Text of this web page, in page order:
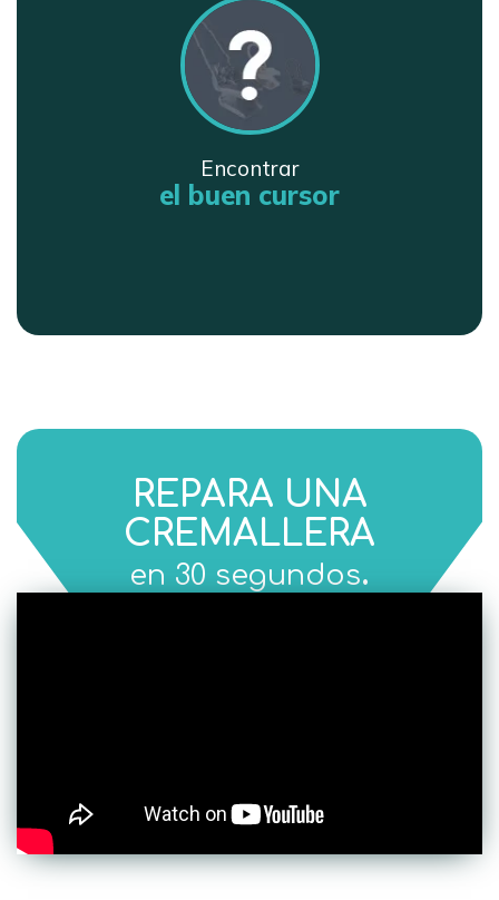
Encontrar
el buen cursor
REPARA UNA
CREMALLERA
en 30 segundos.